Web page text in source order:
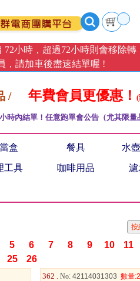
72小時，超過72小時則會移除轉
，請加車後盡速結單喔 !
/ 年費會員更優惠！
時內結單！任意跑單會公告（尤其限
盒 餐具 水
工具 咖啡用品 濾
5 6 7 8 9 10
11
25 26
362 . No: 42114031303 數量:2